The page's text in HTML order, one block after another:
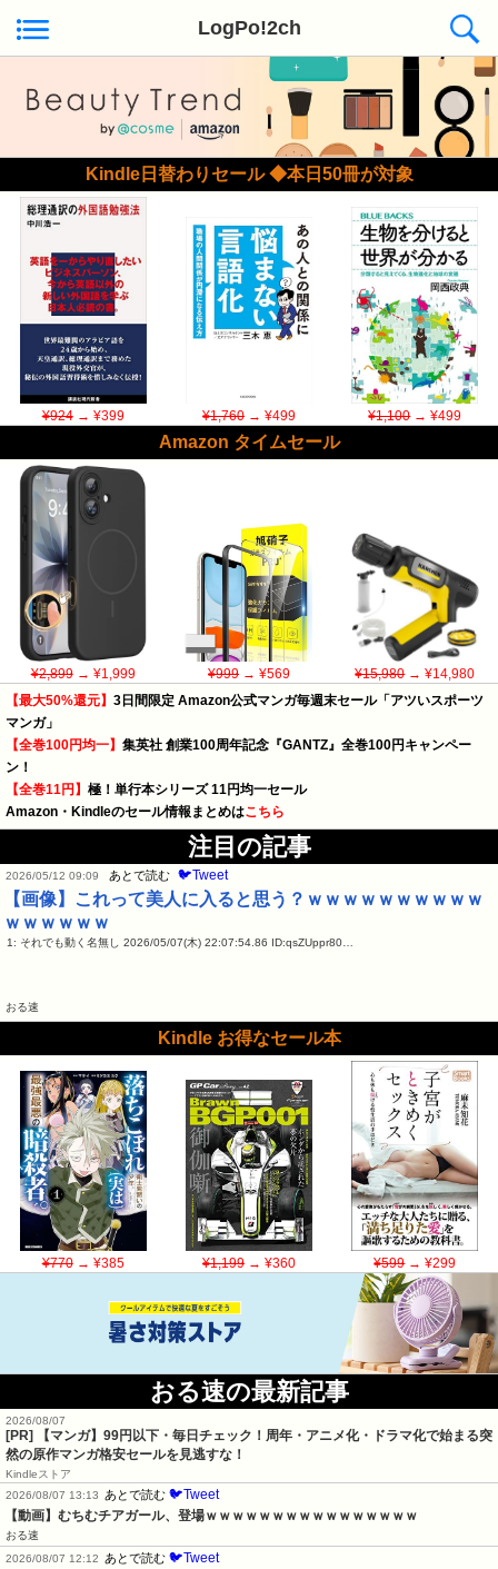
LogPo!2ch
Kindle日替わりセール ◆本日50冊が対象
¥924→ ¥399 ¥1,760→ ¥499 ¥1,100→ ¥499
Amazon タイムセール
¥2,899→ ¥1,999 ¥999→ ¥569 ¥15,980→ ¥14,980
【最大50%還元】 3日間限定 Amazon公式マンガ毎週末セール「アツいスポーツ
マンガ」
【全巻100円均一】 集英社 創業100周年記念『GANTZ』全巻100円キャンペー
ン！
【全巻11円】 極！単行本シリーズ 11円均一セール
Amazon・Kindleのセール情報まとめはこちら
注目の記事
2026/05/12 09:09 あとで読む 🐦Tweet
【画像】これって美人に入ると思う？ｗｗｗｗｗｗｗｗｗｗ
ｗｗｗｗｗｗ
1: それでも動く名無し 2026/05/07(木) 22:07:54.86 ID:qsZUppr80…
おる速
Kindle お得なセール本
¥770→ ¥385 ¥1,199→ ¥360 ¥599→ ¥299
おる速の最新記事
2026/08/07
[PR] 【マンガ】99円以下・毎日チェック！周年・アニメ化・ドラマ化で始まる突
然の原作マンガ格安セールを見逃すな！
Kindleストア
2026/08/07 13:13
あとで読む 🐦Tweet
【動画】むちむチアガール、登場ｗｗｗｗｗｗｗｗｗｗｗｗｗｗｗｗ
おる速
2026/08/07 12:12
あとで読む 🐦Tweet